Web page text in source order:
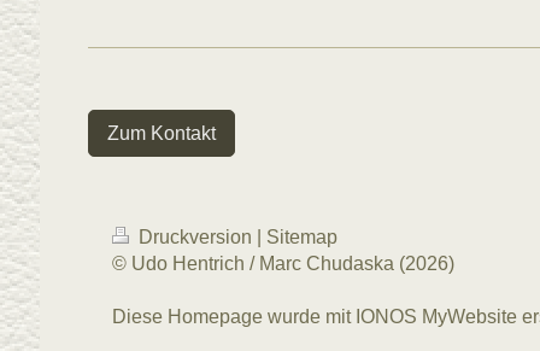
Zum Kontakt
Druckversion
Sitemap
© Udo Hentrich / Marc Chudaska (2026)
Diese Homepage wurde mit IONOS MyWebsite